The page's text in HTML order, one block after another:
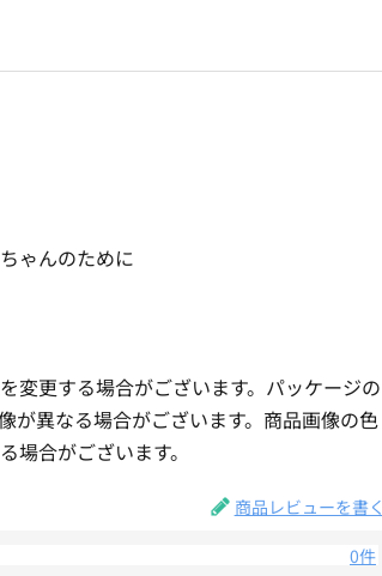
ゃんのために
変更する場合がございます。パッケージの
が異なる場合がございます。商品画像の色
場合がございます。
商品レビューを書く
0件